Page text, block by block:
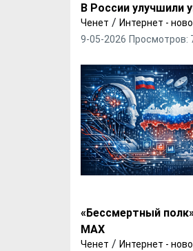
В России улучшили
Ченет / Интернет -
9-05-2026 Просмотров:
«Бессмертный
MAX
Ченет / Интернет -
переехать в
регион